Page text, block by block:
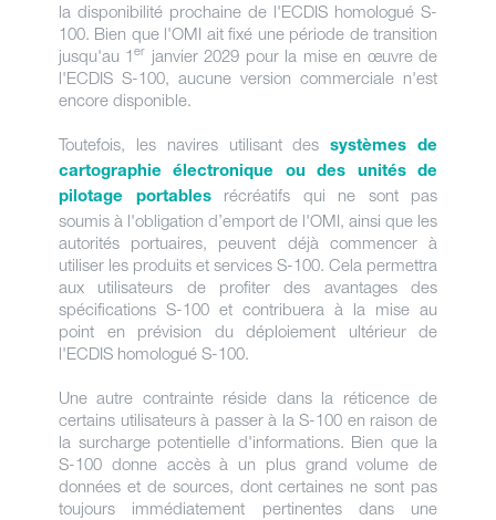
la disponibilité prochaine de l'ECDIS homologué S-
100. Bien que l'OMI ait fixé une période de transition
jusqu'au 1er janvier 2029 pour la mise en œuvre de
l'ECDIS S-100, aucune version commerciale n'est
encore disponible.
Toutefois, les navires utilisant dessystèmes de
cartographie électronique ou des unités de
pilotage portablesrécréatifs qui ne sont pas
soumis à l'obligation d’emport de l'OMI, ainsi que les
autorités portuaires, peuvent déjà commencer à
utiliser les produits et services S-100. Cela permettra
aux utilisateurs de profiter des avantages des
spécifications S-100 et contribuera à la mise au
point en prévision du déploiement ultérieur de
l'ECDIS homologué S-100.
Une autre contrainte réside dans la réticence de
certains utilisateurs à passer à la S-100 en raison de
la surcharge potentielle d'informations. Bien que la
S-100 donne accès à un plus grand volume de
données et de sources, dont certaines ne sont pas
toujours immédiatement pertinentes dans une